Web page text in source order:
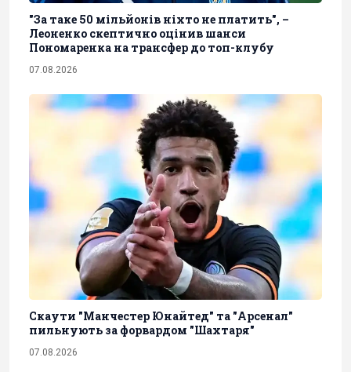
"За таке 50 мільйонів ніхто не платить", –
Леоненко скептично оцінив шанси
Пономаренка на трансфер до топ-клубу
07.08.2026
Скаути "Манчестер Юнайтед" та "Арсенал"
пильнують за форвардом "Шахтаря"
07.08.2026